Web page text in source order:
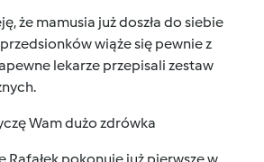
że mamusia już doszła do siebie
wiąże się pewnie z
lekarze przepisali zestaw
Wam dużo zdrówka